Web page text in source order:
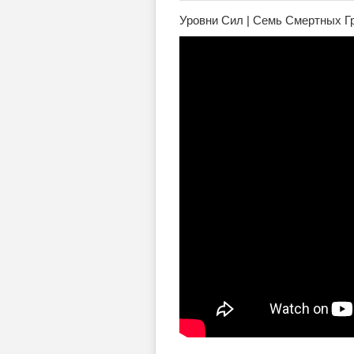
Уровни Сил | Семь Смертных